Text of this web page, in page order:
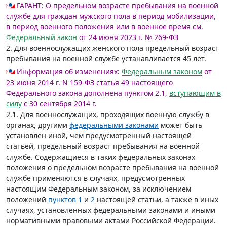
ГАРАНТ: О предельном возрасте пребывания на военной
службе для граждан мужского пола в период мобилизации,
в период военного положения или в военное время см.
Федеральный закон от 24 июня 2023 г. № 269-ФЗ
2. Для военнослужащих женского пола предельный возраст
пребывания на военной службе устанавливается 45 лет.
Информация об изменениях: Федеральным законом от
23 июня 2014 г. N 159-ФЗ статья 49 настоящего
Федерального закона дополнена пунктом 2.1, вступающим в
силу с 30 сентября 2014 г.
2.1. Для военнослужащих, проходящих военную службу в
органах, другими федеральными законами может быть
установлен иной, чем предусмотренный настоящей
статьей, предельный возраст пребывания на военной
службе. Содержащиеся в таких федеральных законах
положения о предельном возрасте пребывания на военной
службе применяются в случаях, предусмотренных
настоящим Федеральным законом, за исключением
положений пунктов 1 и 2 настоящей статьи, а также в иных
случаях, установленных федеральными законами и иными
нормативными правовыми актами Российской Федерации.